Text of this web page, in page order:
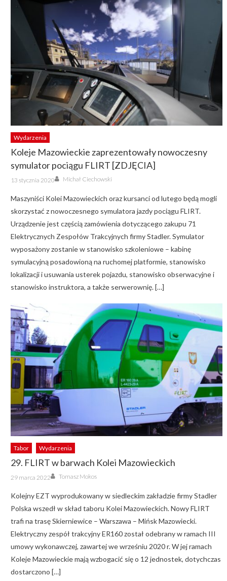
Wydarzenia
Koleje Mazowieckie zaprezentowały nowoczesny
symulator pociągu FLIRT [ZDJĘCIA]
Posted
on
13 stycznia 2020 Author
Michał Ciechowski
Maszyniści Kolei Mazowieckich oraz kursanci od lutego będą mogli
skorzystać z nowoczesnego symulatora jazdy pociągu FLIRT.
Urządzenie jest częścią zamówienia dotyczącego zakupu 71
Elektrycznych Zespołów Trakcyjnych firmy Stadler. Symulator
wyposażony zostanie w stanowisko szkoleniowe – kabinę
symulacyjną posadowioną na ruchomej platformie, stanowisko
lokalizacji i usuwania usterek pojazdu, stanowisko obserwacyjne i
stanowisko instruktora, a także serwerownię. […]
Tabor Wydarzenia
29. FLIRT w barwach Kolei Mazowieckich
Posted
on
29 marca 2022 Author
Tomasz Mokos
Kolejny EZT wyprodukowany w siedleckim zakładzie firmy Stadler
Polska wszedł w skład taboru Kolei Mazowieckich. Nowy FLIRT
trafi na trasę Skierniewice – Warszawa – Mińsk Mazowiecki.
Elektryczny zespół trakcyjny ER160 został odebrany w ramach III
umowy wykonawczej, zawartej we wrześniu 2020 r. W jej ramach
Koleje Mazowieckie mają wzbogacić się o 12 jednostek, dotychczas
dostarczono […]